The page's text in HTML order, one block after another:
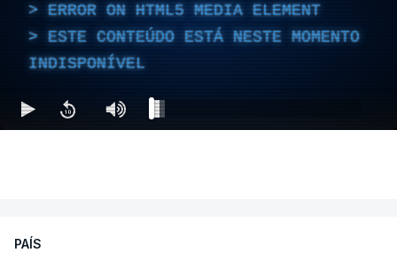
ERROR ON HTML5 MEDIA ELEMENT
ESTE CONTEÚDO ESTÁ NESTE MOMENTO
INDISPONÍVEL
PAÍS